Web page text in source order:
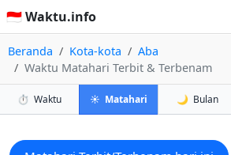
🇮🇩 Waktu.info
Beranda Kota-kota
Aba
Waktu Matahari Terbit & Terbenam
⏱️ Waktu ☀️ Matahari 🌙 Bulan